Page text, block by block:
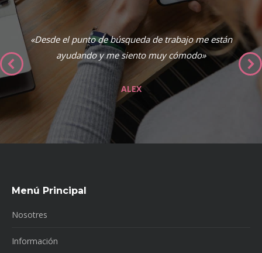
ALEX
«Desde el punto de búsqueda de trabajo me están
ayudando y me siento muy cómodo»
Menú Principal
Nosotres
Información